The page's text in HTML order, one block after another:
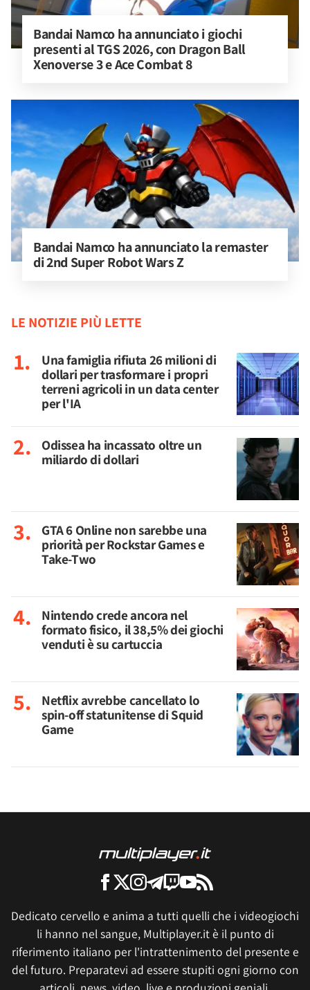
Bandai Namco ha annunciato i giochi
presenti al TGS 2026, con Dragon Ball
Xenoverse 3 e Ace Combat 8
Bandai Namco ha annunciato la remaster
di 2nd Super Robot Wars Z
LE NOTIZIE PIÙ LETTE
Una famiglia rifiuta 26 milioni di
dollari per trasformare i propri
terreni agricoli in un data center
per l'IA
Odissea ha incassato oltre un
miliardo di dollari
GTA 6 Online non sarebbe una
priorità per Rockstar Games e
Take-Two
Nintendo crede ancora nel
formato fisico, il 38,5% dei giochi
venduti è su cartuccia
Netflix avrebbe cancellato lo
spin-off statunitense di Squid
Game
Dedicato cervello e anima a tutti quelli che i videogiochi
li hanno nel sangue, Multiplayer.it è il punto di
riferimento italiano per l'intrattenimento del presente e
del futuro. Preparatevi ad essere stupiti ogni giorno con